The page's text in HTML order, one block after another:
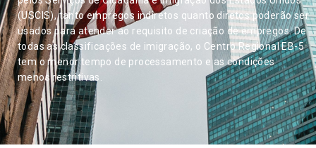
(USCIS), tanto empregos indiretos quanto diretos poderão ser
usados ​​para atender ao requisito de criação de empregos. De
todas as classificações de imigração, o Centro Regional EB-5
tem o menor tempo de processamento e as condições
menos restritivas.